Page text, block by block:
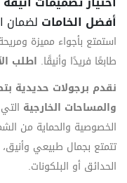
أفضل الخامات لضمان
استمتع بأجواء مميزة
طابعًا فريدًا وأنيقًا. اطلب
نقدم برجولات حديدية
والمساحات الخارجية
الخصوصية والحماية من
تتمتع بجمال طبيعي
الحدائق أو البلكونات.